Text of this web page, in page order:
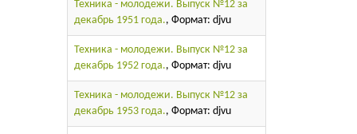
Техника - молодежи. Выпуск №12 за
декабрь 1951 года., Формат: djvu
Техника - молодежи. Выпуск №12 за
декабрь 1952 года., Формат: djvu
Техника - молодежи. Выпуск №12 за
декабрь 1953 года., Формат: djvu